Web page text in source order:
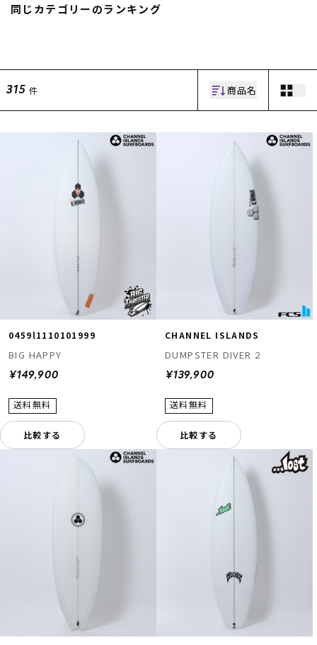
ポイント・クーポンもこのアプリで！
同じカテゴリーのランキング
315 件 商品名
0459l1110101999
BIG HAPPY
¥149,900
比較する
CHANNEL ISLANDS
DUMPSTER DIVER 2
¥139,900
比較する